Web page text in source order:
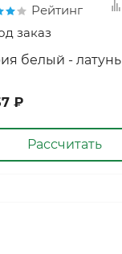
дверей
Рейтинг
заказ
белый - латунь
₽
Рассчитать